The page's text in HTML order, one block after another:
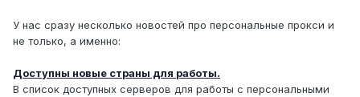
У нас сразу несколько новостей про персональные прокси и
не только, а именно:
Доступны новые страны для работы.
В список доступных серверов для работы с персональными